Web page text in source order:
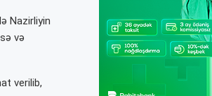
Nazirliyin
və
verilib,